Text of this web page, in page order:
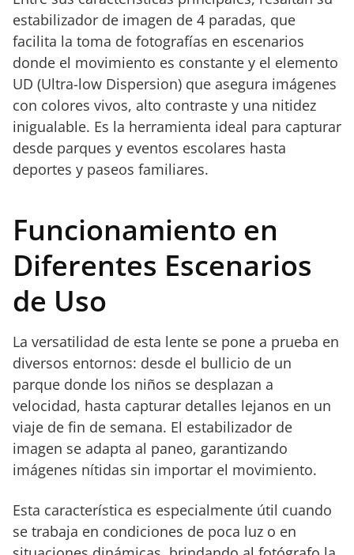
estabilizador de imagen de 4 paradas, que
facilita la toma de fotografías en escenarios
donde el movimiento es constante y el elemento
UD (Ultra-low Dispersion) que asegura imágenes
con colores vivos, alto contraste y una nitidez
inigualable. Es la herramienta ideal para capturar
desde parques y eventos escolares hasta
deportes y paseos familiares.
Funcionamiento en
Diferentes Escenarios
de Uso
La versatilidad de esta lente se pone a prueba en
diversos entornos: desde el bullicio de un
parque donde los niños se desplazan a
velocidad, hasta capturar detalles lejanos en un
viaje de fin de semana. El estabilizador de
imagen se adapta al paneo, garantizando
imágenes nítidas sin importar el movimiento.
Esta característica es especialmente útil cuando
se trabaja en condiciones de poca luz o en